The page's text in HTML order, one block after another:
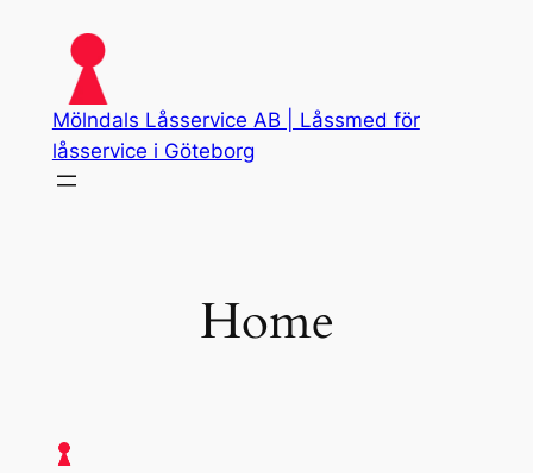
content
Mölndals Låsservice AB | Låssmed för
låsservice i Göteborg
Home